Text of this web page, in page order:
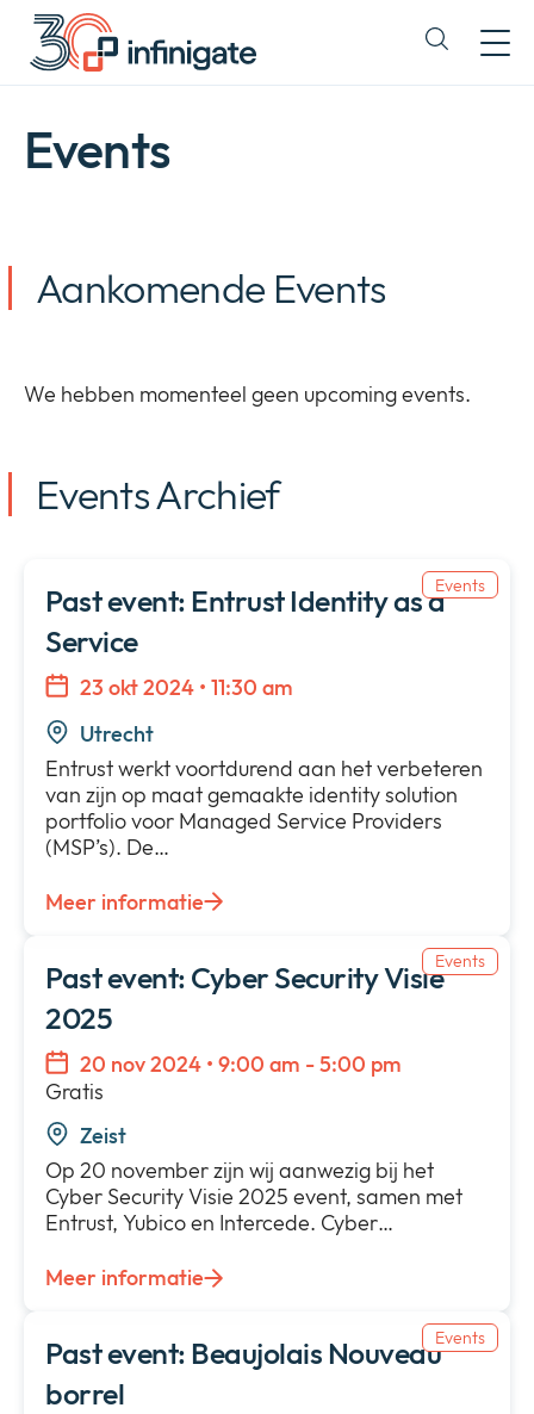
Direct
doorgaan
naar
content
Expand
or
Nieuws
menu
Privacy
a
Events
Aankomende Events
We hebben momenteel geen upcoming events.
Events Archief
Events
Past event: Entrust Identity as a
Service
23 okt 2024 • 11:30 am
Utrecht
Entrust werkt voortdurend aan het verbeteren
van zijn op maat gemaakte identity solution
portfolio voor Managed Service Providers
(MSP’s). De…
Meer informatie
Events
Past event: Cyber Security Visie
2025
20 nov 2024 • 9:00 am - 5:00 pm
Zeist
Gratis
Op 20 november zijn wij aanwezig bij het
Cyber Security Visie 2025 event, samen met
Entrust, Yubico en Intercede. Cyber…
Meer informatie
Events
Past event: Beaujolais Nouveau
borrel